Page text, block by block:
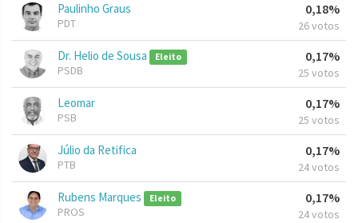
Paulinho Graus
PDT
0,18%
26 votos
Dr. Helio de Sousa Eleito
PSDB
0,17%
25 votos
Leomar
PSB
0,17%
25 votos
Júlio da Retifica
PTB
0,17%
24 votos
Rubens Marques Eleito
PROS
0,17%
24 votos